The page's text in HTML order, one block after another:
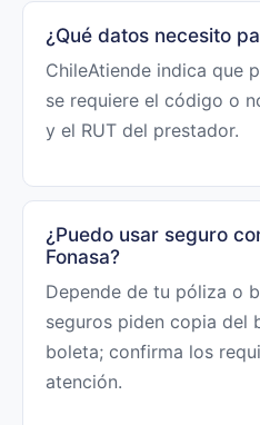
¿Qué datos necesito
ChileAtiende indica que
se requiere el código o
y el RUT del prestador.
¿Puedo usar seguro
Fonasa?
Depende de tu póliza o
seguros piden copia del
boleta; confirma los
atención.